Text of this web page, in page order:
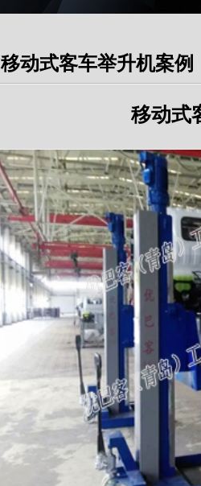
移动式客车举升机案例
移动式